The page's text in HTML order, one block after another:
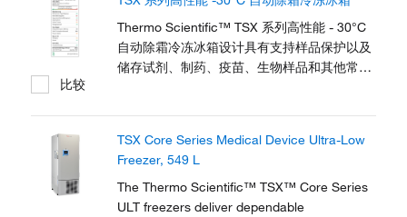
Thermo Scientific™ TSX 系列高性能 - 30°C
自动除霜冷冻冰箱设计具有支持样品保护以及
储存试剂、制药、疫苗、生物样品和其他常用
温度均匀性，不断适应用户模式，能够在不牺
牲保护性能的情况下大幅节能。 TSX 系列经
过认证符合 NSF/ANSI 456 疫苗储存*标准，
可以帮助您满足 CDC、世界卫生组织和其他
比较
TSX Core Series Medical Device Ultra-Low
Freezer, 549 L
The Thermo Scientific™ TSX™ Core Series
ULT freezers deliver dependable